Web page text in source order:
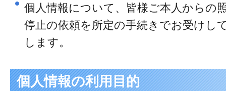
個人情報について、皆様ご本人からの
停止の依頼を所定の手続きでお受けし
します。
個人情報の利用目的